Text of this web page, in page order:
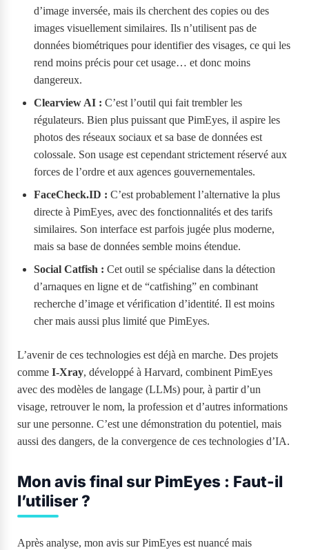
d’image inversée, mais ils cherchent des copies ou des
images visuellement similaires. Ils n’utilisent pas de
données biométriques pour identifier des visages, ce qui les
rend moins précis pour cet usage… et donc moins
dangereux.
Clearview AI : C’est l’outil qui fait trembler les
régulateurs. Bien plus puissant que PimEyes, il aspire les
photos des réseaux sociaux et sa base de données est
colossale. Son usage est cependant strictement réservé aux
forces de l’ordre et aux agences gouvernementales.
FaceCheck.ID : C’est probablement l’alternative la plus
directe à PimEyes, avec des fonctionnalités et des tarifs
similaires. Son interface est parfois jugée plus moderne,
mais sa base de données semble moins étendue.
Social Catfish : Cet outil se spécialise dans la détection
d’arnaques en ligne et de “catfishing” en combinant
recherche d’image et vérification d’identité. Il est moins
cher mais aussi plus limité que PimEyes.
L’avenir de ces technologies est déjà en marche. Des projets
comme I-Xray, développé à Harvard, combinent PimEyes
avec des modèles de langage (LLMs) pour, à partir d’un
visage, retrouver le nom, la profession et d’autres informations
sur une personne. C’est une démonstration du potentiel, mais
aussi des dangers, de la convergence de ces technologies d’IA.
Mon avis final sur PimEyes : Faut-il
l’utiliser ?
Après analyse, mon avis sur PimEyes est nuancé mais